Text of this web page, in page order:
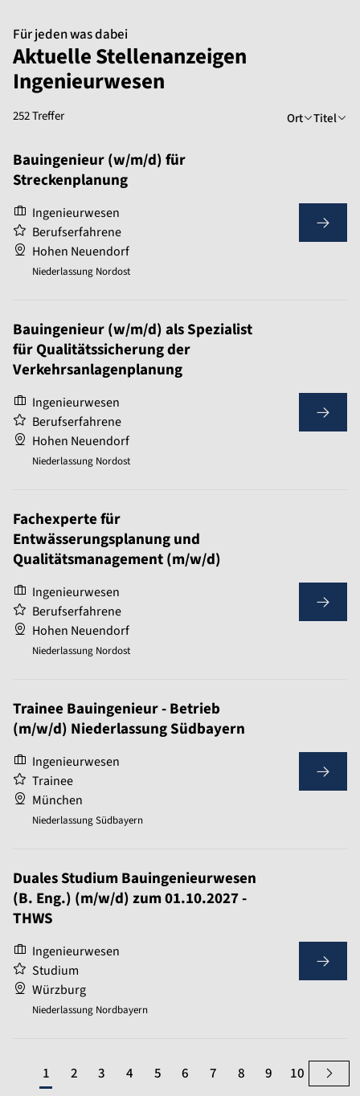
Für jeden was dabei
Aktuelle Stellenanzeigen
Ingenieurwesen
252 Treffer Ort Titel
Bauingenieur (w/m/d) für
Streckenplanung
Ingenieurwesen
Berufserfahrene
Hohen Neuendorf
Niederlassung Nordost
Bauingenieur (w/m/d) als Spezialist
für Qualitätssicherung der
Verkehrsanlagenplanung
Ingenieurwesen
Berufserfahrene
Hohen Neuendorf
Niederlassung Nordost
Fachexperte für
Entwässerungsplanung und
Qualitätsmanagement (m/w/d)
Ingenieurwesen
Berufserfahrene
Hohen Neuendorf
Niederlassung Nordost
Trainee Bauingenieur - Betrieb
(m/w/d) Niederlassung Südbayern
Ingenieurwesen
Trainee
München
Niederlassung Südbayern
Duales Studium Bauingenieurwesen
(B. Eng.) (m/w/d) zum 01.10.2027 -
THWS
Ingenieurwesen
Studium
Würzburg
Niederlassung Nordbayern
1 2 3 4 5 6 7 8 9 10